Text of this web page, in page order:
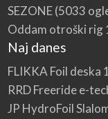
SEZONE(5033
Oddam otroški rig
Naj danes
FLIKKA Foil deska
RRD Freeride e-
JP HydroFoil